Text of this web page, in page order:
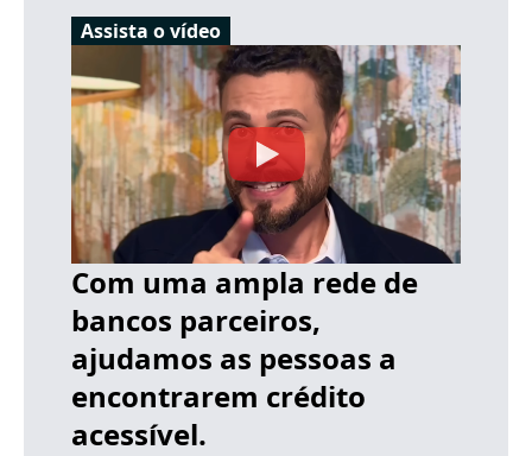
Assista o vídeo
Com uma ampla rede de
bancos parceiros,
ajudamos as pessoas a
encontrarem crédito
acessível.